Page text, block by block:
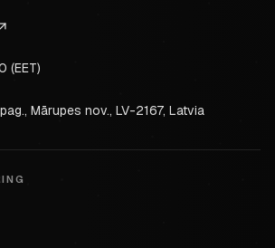
(EET)
Mārupes nov., LV-2167, Latvia